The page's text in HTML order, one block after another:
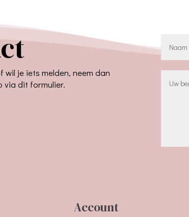
wil je iets melden, neem dan
via dit formulier.
Account